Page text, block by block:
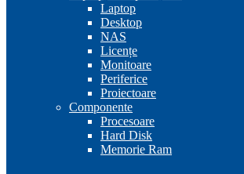
Laptop
Desktop
NAS
Licențe
Monitoare
Periferice
Proiectoare
Componente
Procesoare
Hard Disk
Memorie Ram